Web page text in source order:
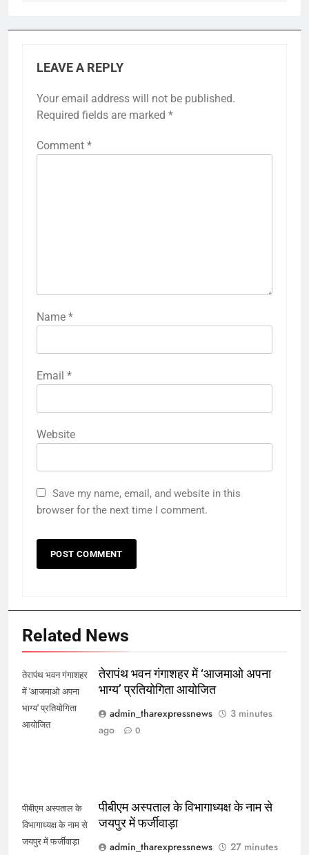
LEAVE A REPLY
Your email address will not be published.
Required fields are marked *
Comment *
Name *
Email *
Website
Save my name, email, and website in this
browser for the next time I comment.
Related News
तेरापंथ भवन गंगाशहर
में 'आजमाओ अपना
भाग्य' प्रतियोगिता
आयोजित
तेरापंथ भवन गंगाशहर में ‘आजमाओ अपना
भाग्य’ प्रतियोगिता आयोजित
admin_tharexpressnews
3 minutes
ago
0
पीबीएम अस्पताल के
विभागाध्यक्ष के नाम से
जयपुर में फर्जीवाड़ा
पीबीएम अस्पताल के विभागाध्यक्ष के नाम से
जयपुर में फर्जीवाड़ा
admin_tharexpressnews
27 minutes